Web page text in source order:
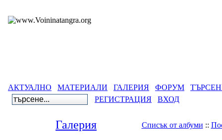
АКТУАЛНО МАТЕРИАЛИ ГАЛЕРИЯ ФОРУМ
РЕГИСТРАЦИЯ
ВХОД
Галерия Списък от албуми ::